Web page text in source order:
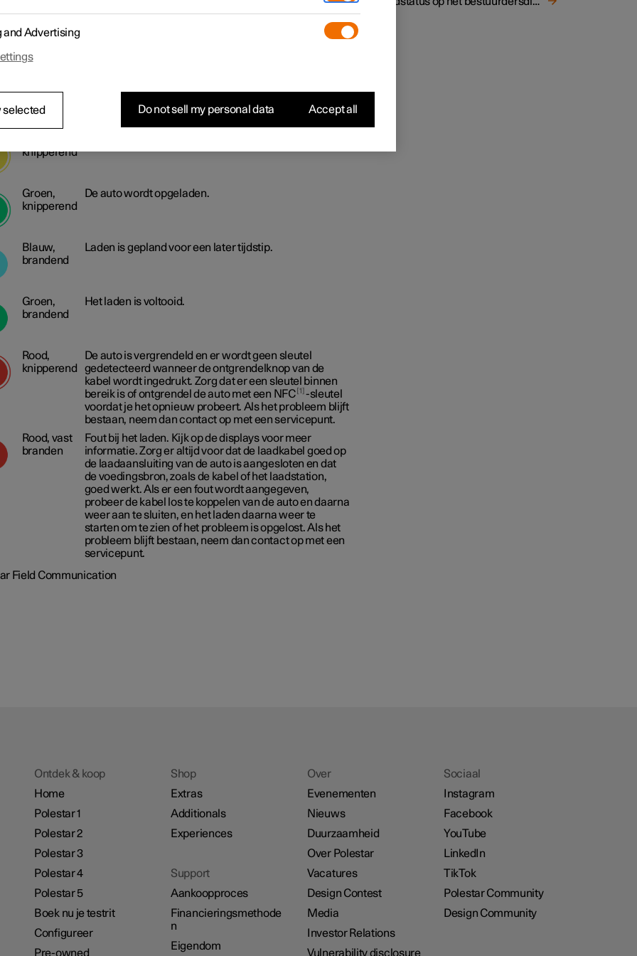
kleur
Wit, vast
knipperend
Groen,
knipperend
De auto wordt opgeladen.
Blauw,
brandend
Laden is gepland voor een later tijdstip.
Groen,
brandend
Het laden is voltooid.
Rood,
knipperend
De auto is vergrendeld en er wordt geen sleutel
gedetecteerd wanneer de ontgrendelknop van de
kabel wordt ingedrukt. Zorg dat er een sleutel binnen
bereik is of ontgrendel de auto met een NFC 1 -sleutel
voordat je het opnieuw probeert. Als het probleem blijft
bestaan, neem dan contact op met een servicepunt.
Rood, vast
branden
Fout bij het laden. Kijk op de displays voor meer
informatie. Zorg er altijd voor dat de laadkabel goed op
de laadaansluiting van de auto is aangesloten en dat
de voedingsbron, zoals de kabel of het laadstation,
goed werkt. Als er een fout wordt aangegeven,
probeer de kabel los te koppelen van de auto en daarna
weer aan te sluiten, en het laden daarna weer te
starten om te zien of het probleem is opgelost. Als het
probleem blijft bestaan, neem dan contact op met een
servicepunt.
Field Communication
Ontdek & koop
Home
Polestar 1
Polestar 2
Polestar 3
Polestar 4
Polestar 5
Boek nu je testrit
Configureer
Pre-owned
Shop
Extras
Additionals
Experiences
Support
Aankoopproces
Financieringsmethode
n
Eigendom
Over
Evenementen
Nieuws
Duurzaamheid
Over Polestar
Vacatures
Design Contest
Media
Investor Relations
Vulnerability disclosure
Sociaal
Instagram
Facebook
YouTube
LinkedIn
TikTok
Polestar Community
Design Community
and Advertising
selected Do not sell my personal data Accept all